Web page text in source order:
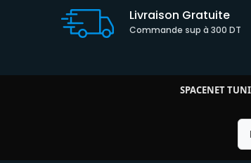
Livraison Gratuite
Commande sup à 300 DT
SPACENET